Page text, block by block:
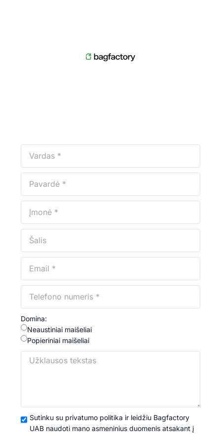
Domina:
Neaustiniai maišeliai
Popieriniai maišeliai
Sutinku su privatumo politika ir leidžiu Bagfactory
UAB naudoti mano asmeninius duomenis atsakant į